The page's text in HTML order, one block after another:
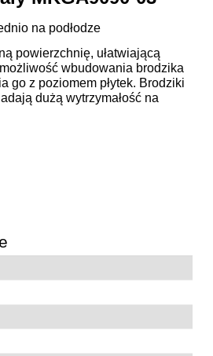
na podłodze
powierzchnię, ułatwiającą
wbudowania brodzika
go z poziomem płytek. Brodziki
dużą wytrzymałość na